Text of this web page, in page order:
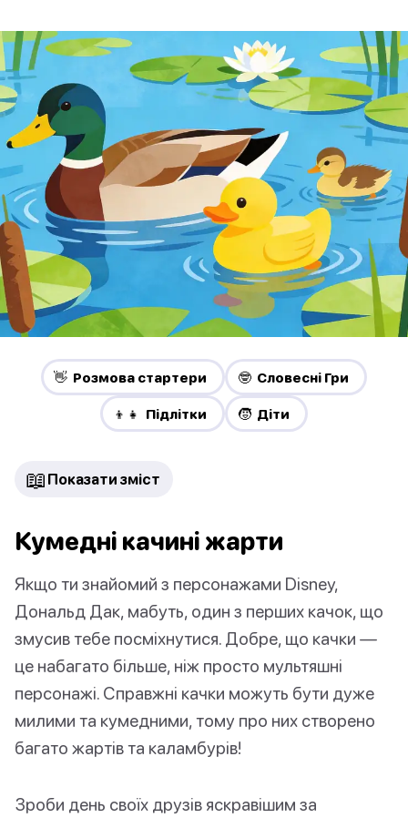
👋 Pозмова стартери 🤓 Словесні Гри
👦👧 Підлітки 🧒 Діти
📖 Показати зміст
Кумедні качині жарти
Якщо ти знайомий з персонажами Disney,
Дональд Дак, мабуть, один з перших качок, що
змусив тебе посміхнутися. Добре, що качки —
це набагато більше, ніж просто мультяшні
персонажі. Справжні качки можуть бути дуже
милими та кумедними, тому про них створено
багато жартів та каламбурів!
Зроби день своїх друзів яскравішим за